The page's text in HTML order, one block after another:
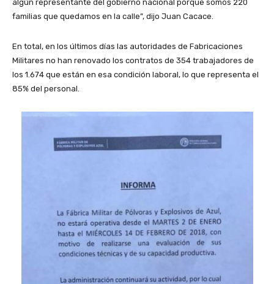
algún representante del gobierno nacional porque somos 220
familias que quedamos en la calle”, dijo Juan Cacace.
En total, en los últimos días las autoridades de Fabricaciones
Militares no han renovado los contratos de 354 trabajadores de
los 1.674 que están en esa condición laboral, lo que representa el
85% del personal.